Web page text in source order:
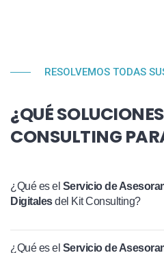
RESOLVEMOS TODAS
¿QUÉ
CONSULTING
¿Qué es el Servicio de
Digitalesdel Kit Consulting?
¿Qué es el Servicio de